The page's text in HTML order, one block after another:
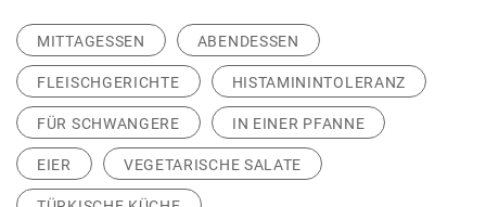
MITTAGESSEN ABENDESSEN
FLEISCHGERICHTE HISTAMININTOLERANZ
FÜR SCHWANGERE IN EINER PFANNE
EIER VEGETARISCHE SALATE